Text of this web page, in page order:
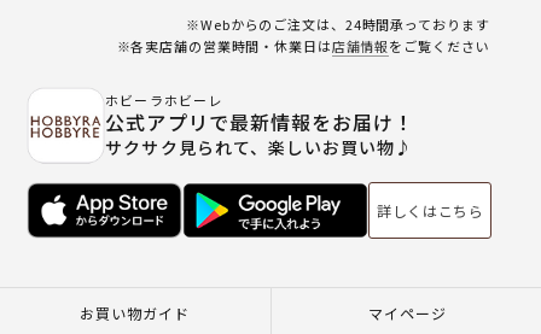
※Webからのご注文は、24時間承っております
※各実店舗の営業時間・休業日は店舗情報をご覧ください
ホビーラホビーレ
公式アプリで最新情報をお届け！
サクサク見られて、楽しいお買い物♪
詳しくはこちら
お買い物ガイド マイページ